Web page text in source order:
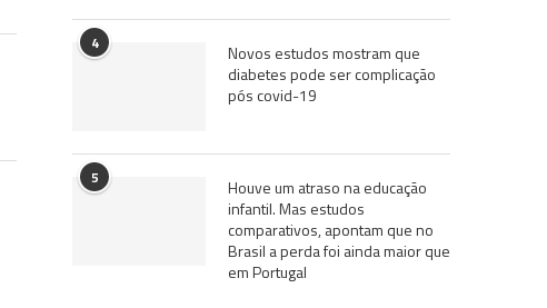
4
Novos estudos mostram que
diabetes pode ser complicação
pós covid-19
5
Houve um atraso na educação
infantil. Mas estudos
comparativos, apontam que no
Brasil a perda foi ainda maior que
em Portugal